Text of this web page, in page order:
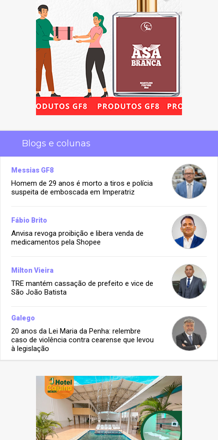
Blogs e colunas
Messias GF8
Homem de 29 anos é morto a tiros e polícia
suspeita de emboscada em Imperatriz
Fábio Brito
Anvisa revoga proibição e libera venda de
medicamentos pela Shopee
Milton Vieira
TRE mantém cassação de prefeito e vice de
São João Batista
Galego
20 anos da Lei Maria da Penha: relembre
caso de violência contra cearense que levou
à legislação